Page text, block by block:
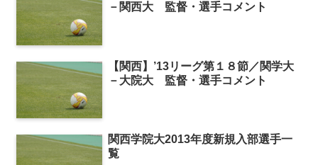
－関西大 監督・選手コメント
【関西】’13リーグ第１８節／関学大
－大院大 監督・選手コメント
関西学院大2013年度新規入部選手一
覧